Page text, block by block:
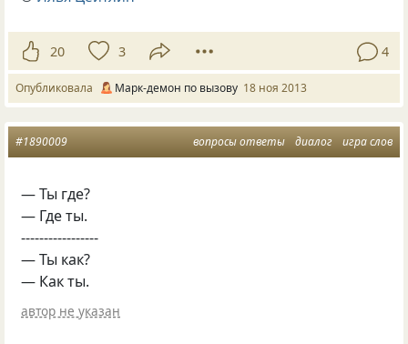
20 3 4
Опубликовала Марк-демон по вызову 18 ноя 2013
вопросы ответы диалог игра слов
#1890009
— Ты где?
— Где ты.
-----------------
— Ты как?
— Как ты.
автор не указан